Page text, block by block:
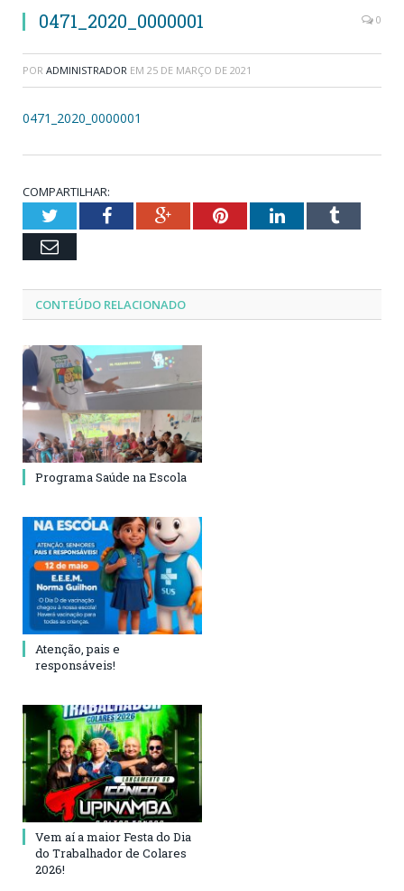
0471_2020_0000001 0
POR ADMINISTRADOR EM 25 DE MARÇO DE 2021
0471_2020_0000001
COMPARTILHAR:
TwitterFacebookGoogle+PinterestLinkedInTumblr
Email
CONTEÚDO RELACIONADO
Programa Saúde na Escola
Atenção, pais e
responsáveis!
Vem aí a maior Festa do Dia
do Trabalhador de Colares
2026!